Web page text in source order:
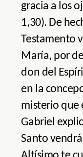
gracia a los
1,30). De
Testamento
María, por
don del
en la
misterio que
Gabriel
Santo